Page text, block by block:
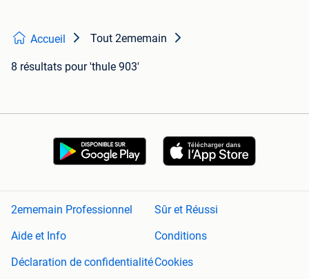
Accueil Tout 2ememain
8 résultats pour 'thule 903'
2ememain Professionnel
Sûr et Réussi
Aide et Info
Conditions
Déclaration de confidentialitéCookies